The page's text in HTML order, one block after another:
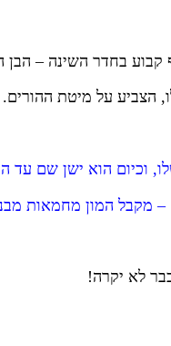
בחדר השינה – הבן
הצביע על מיטת ההורים.
וכיום הוא ישן שם עד
– מקבל המון מחמאות
לא יקרה!